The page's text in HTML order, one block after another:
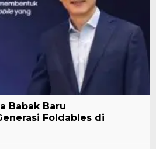
Babak Baru
Foldables di